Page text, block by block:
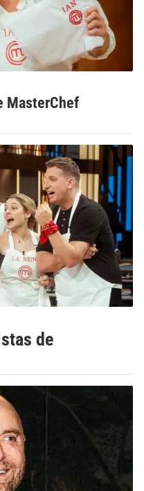
MasterChef
de